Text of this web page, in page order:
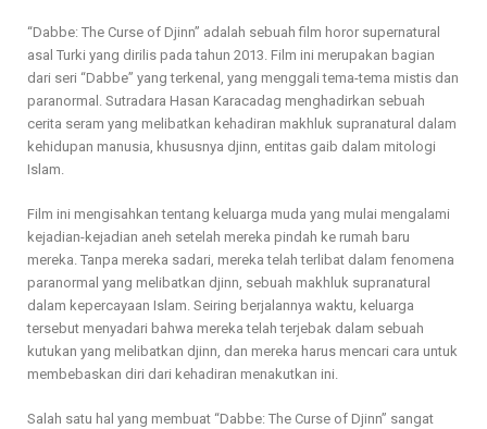
“Dabbe: The Curse of Djinn” adalah sebuah film horor supernatural
asal Turki yang dirilis pada tahun 2013. Film ini merupakan bagian
dari seri “Dabbe” yang terkenal, yang menggali tema-tema mistis dan
paranormal. Sutradara Hasan Karacadag menghadirkan sebuah
cerita seram yang melibatkan kehadiran makhluk supranatural dalam
kehidupan manusia, khususnya djinn, entitas gaib dalam mitologi
Islam.
Film ini mengisahkan tentang keluarga muda yang mulai mengalami
kejadian-kejadian aneh setelah mereka pindah ke rumah baru
mereka. Tanpa mereka sadari, mereka telah terlibat dalam fenomena
paranormal yang melibatkan djinn, sebuah makhluk supranatural
dalam kepercayaan Islam. Seiring berjalannya waktu, keluarga
tersebut menyadari bahwa mereka telah terjebak dalam sebuah
kutukan yang melibatkan djinn, dan mereka harus mencari cara untuk
membebaskan diri dari kehadiran menakutkan ini.
Salah satu hal yang membuat “Dabbe: The Curse of Djinn” sangat